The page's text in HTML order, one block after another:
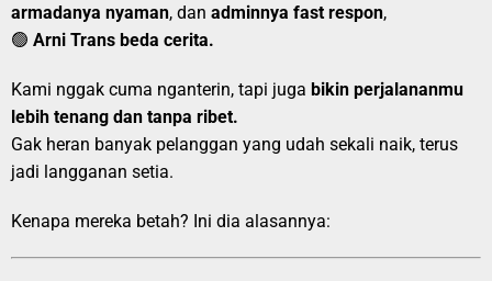
armadanya nyaman, dan adminnya fast respon,
🟢 Arni Trans beda cerita.
Kami nggak cuma nganterin, tapi juga bikin perjalananmu
lebih tenang dan tanpa ribet.
Gak heran banyak pelanggan yang udah sekali naik, terus
jadi langganan setia.
Kenapa mereka betah? Ini dia alasannya: